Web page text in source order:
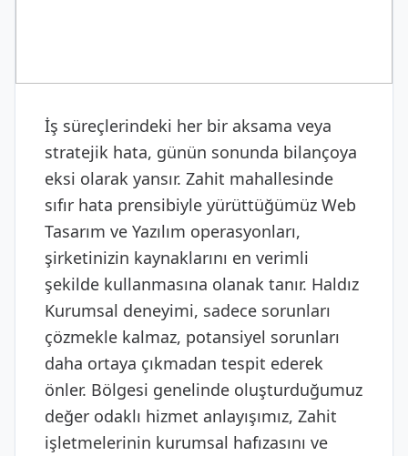
İş süreçlerindeki her bir aksama veya
stratejik hata, günün sonunda bilançoya
eksi olarak yansır. Zahit mahallesinde
sıfır hata prensibiyle yürüttüğümüz Web
Tasarım ve Yazılım operasyonları,
şirketinizin kaynaklarını en verimli
şekilde kullanmasına olanak tanır. Haldız
Kurumsal deneyimi, sadece sorunları
çözmekle kalmaz, potansiyel sorunları
daha ortaya çıkmadan tespit ederek
önler. Bölgesi genelinde oluşturduğumuz
değer odaklı hizmet anlayışımız, Zahit
işletmelerinin kurumsal hafızasını ve